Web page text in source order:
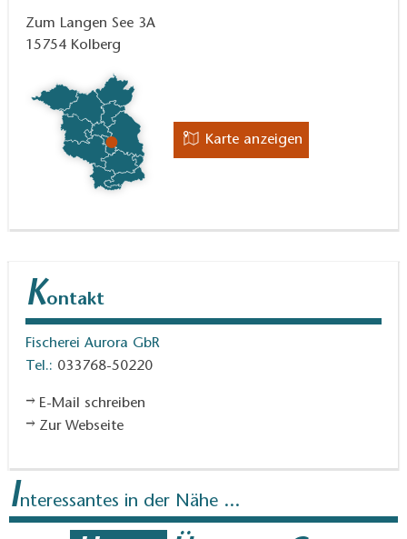
Märkischer Anglerhof, 15741 Bestensee, Motzener
Straße. 1A, Tel. 033763-63158
Zum Langen See 3A
15754 Kolberg
Karte anzeigen
Kontakt
Fischerei Aurora GbR
Tel.: 033768-50220
E-Mail schreiben
Zur Webseite
Interessantes in der Nähe ...